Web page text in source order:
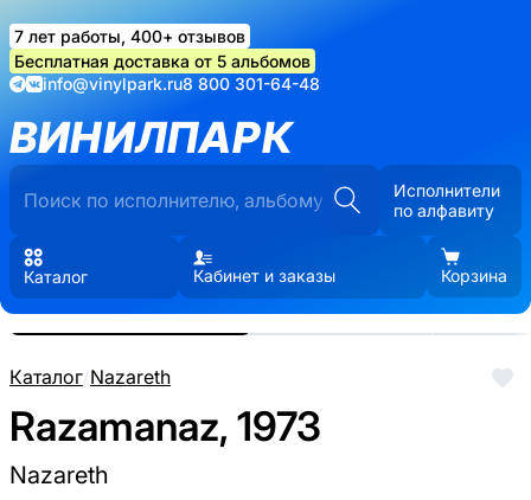
7 лет работы, 400+ отзывов
Бесплатная доставка от 5 альбомов
info@vinylpark.ru8 800 301-64-48
ВИНИЛПАРК
Исполнители
по алфавиту
Каталог Кабинет и заказы Корзина
Каталог/Nazareth
Razamanaz, 1973
Nazareth
Реальные фото пластинки.
Нажмите, чтобы увеличить